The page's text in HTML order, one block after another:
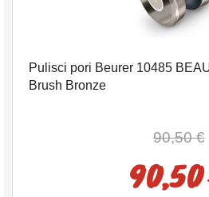
Pulisci pori Beurer 10485
Brush Bronze
90,50 €